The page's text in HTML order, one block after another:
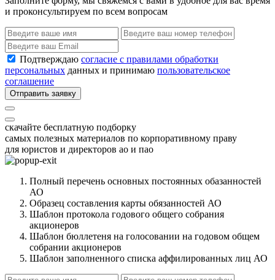
и проконсультируем по всем вопросам
Подтверждаю согласие с правилами обработки
персональных данных и принимаю пользовательское
соглашение
Отправить заявку
скачайте бесплатную подборку
самых полезных материалов по корпоративному праву
для юристов и директоров ао и пао
Полный перечень основных постоянных обазанностей
АО
Образец составления карты обязанностей АО
Шаблон протокола годового общего собрания
акционеров
Шаблон бюллетеня на голосовании на годовом общем
собрании акционеров
Шаблон заполненного списка аффилированных лиц АО